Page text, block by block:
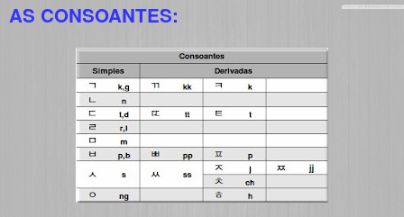
AS CONSOANTES: